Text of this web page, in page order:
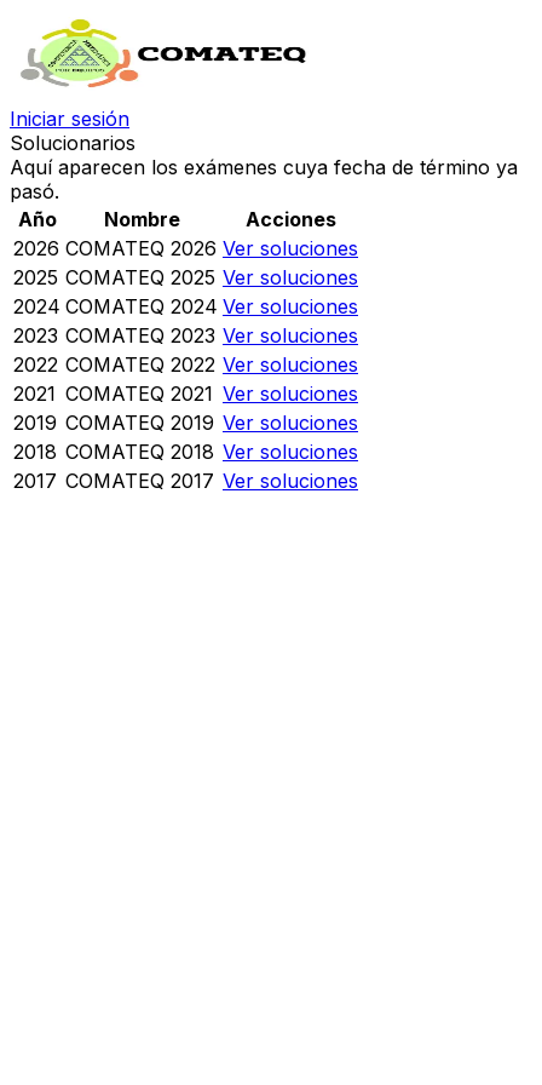
Iniciar sesión
Solucionarios
Aquí aparecen los exámenes cuya fecha de término ya
pasó.
Año
Nombre
Acciones
2026 COMATEQ 2026 Ver soluciones
2025 COMATEQ 2025 Ver soluciones
2024 COMATEQ 2024 Ver soluciones
2023 COMATEQ 2023 Ver soluciones
2022 COMATEQ 2022 Ver soluciones
2021 COMATEQ 2021 Ver soluciones
2019 COMATEQ 2019 Ver soluciones
2018 COMATEQ 2018 Ver soluciones
2017 COMATEQ 2017 Ver soluciones